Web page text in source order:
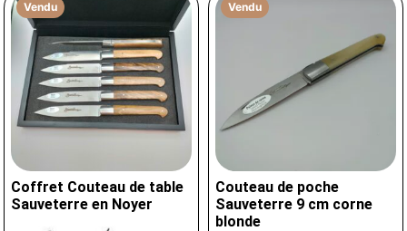
Vendu
Coffret Couteau de table
Sauveterre en Noyer
Vendu
Couteau de poche
Sauveterre 9 cm corne
blonde